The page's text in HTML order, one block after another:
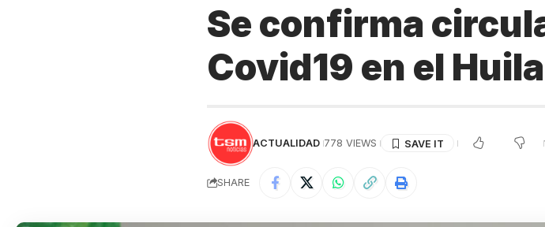
Se confirma
Covid19 en el Huila
ACTUALIDAD 778 VIEWS
SHARE